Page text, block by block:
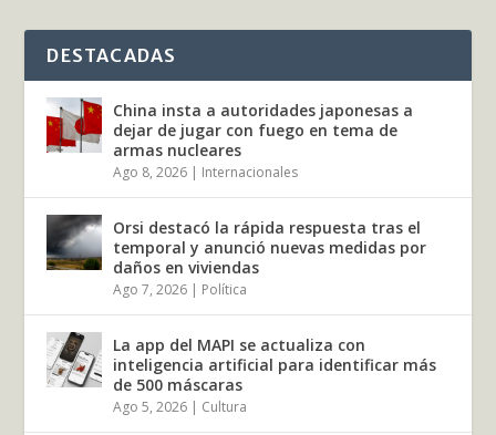
DESTACADAS
China insta a autoridades japonesas a
dejar de jugar con fuego en tema de
armas nucleares
Ago 8, 2026 | Internacionales
Orsi destacó la rápida respuesta tras el
temporal y anunció nuevas medidas por
daños en viviendas
Ago 7, 2026 | Política
La app del MAPI se actualiza con
inteligencia artificial para identificar más
de 500 máscaras
Ago 5, 2026 | Cultura